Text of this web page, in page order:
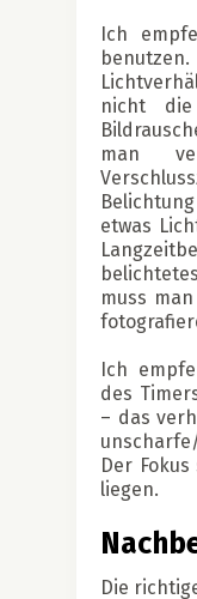
Ich
nicht
man
etwas
muss
Ich
des
– das
Der
liegen.
Die